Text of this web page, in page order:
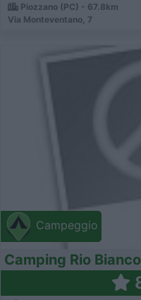
Piozzano (PC) - 67.8km
Via Monteventano, 7
Campeggio
Camping Rio Bianco